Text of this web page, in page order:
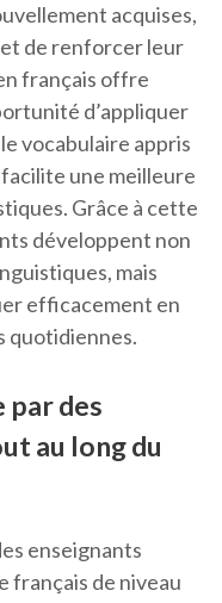
acquises,
de renforcer leur
français offre
d’appliquer
vocabulaire appris
une meilleure
Grâce à cette
développent non
mais
efficacement en
quotidiennes.
par des
au long du
enseignants
français de niveau